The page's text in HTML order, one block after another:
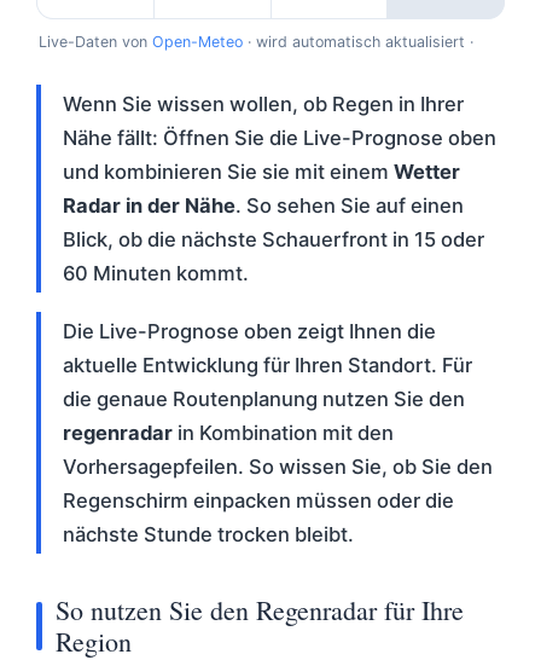
Live-Daten von Open-Meteo · wird automatisch aktualisiert ·
Wenn Sie wissen wollen, ob Regen in Ihrer
Nähe fällt: Öffnen Sie die Live-Prognose oben
und kombinieren Sie sie mit einem Wetter
Radar in der Nähe. So sehen Sie auf einen
Blick, ob die nächste Schauerfront in 15 oder
60 Minuten kommt.
Die Live-Prognose oben zeigt Ihnen die
aktuelle Entwicklung für Ihren Standort. Für
die genaue Routenplanung nutzen Sie den
regenradar in Kombination mit den
Vorhersagepfeilen. So wissen Sie, ob Sie den
Regenschirm einpacken müssen oder die
nächste Stunde trocken bleibt.
So nutzen Sie den Regenradar für Ihre
Region